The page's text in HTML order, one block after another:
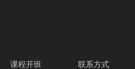
课程开班 联系方式